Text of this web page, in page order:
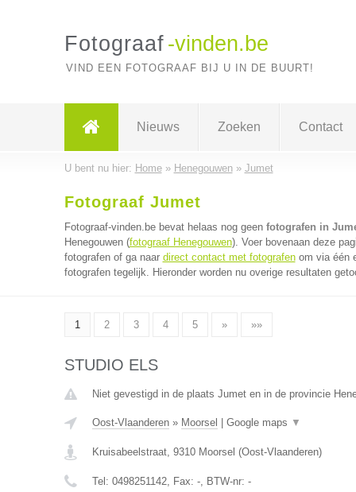
Fotograaf -vinden.be
VIND EEN FOTOGRAAF BIJ U IN DE BUURT!
Nieuws Zoeken Contact
U bent nu hier: Home» Henegouwen» Jumet
Fotograaf Jumet
Fotograaf-vinden.be bevat helaas nog geen fotografen in
Henegouwen (fotograaf Henegouwen). Voer bovenaan deze
fotografen of ga naar direct contact met fotografenom via één
fotografen tegelijk. Hieronder worden nu overige resultaten
1 2 3 4 5 » »»
STUDIO ELS
Niet gevestigd in de plaats Jumet en in de provincie
Oost-Vlaanderen» Moorsel Google maps ▼
Kruisabeelstraat, 9310 Moorsel (Oost-Vlaanderen)
Tel: 0498251142, Fax: -, BTW-nr: -